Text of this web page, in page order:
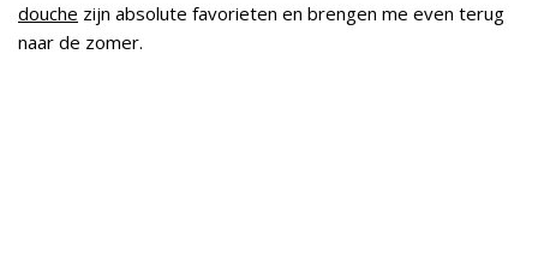
douche zijn absolute favorieten en brengen me even terug
naar de zomer.